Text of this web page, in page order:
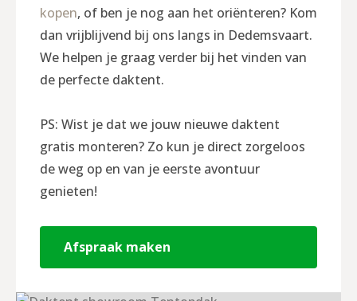
kopen, of ben je nog aan het oriënteren? Kom
dan vrijblijvend bij ons langs in Dedemsvaart.
We helpen je graag verder bij het vinden van
de perfecte daktent.
PS: Wist je dat we jouw nieuwe daktent
gratis monteren? Zo kun je direct zorgeloos
de weg op en van je eerste avontuur
genieten!
Afspraak maken